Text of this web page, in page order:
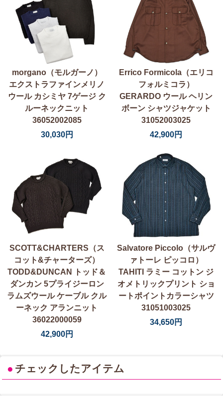
morgano（モルガーノ）
エクストラファインメリノ
ウール カシミヤ 7ゲージ ク
ルーネックニット
36052002085
30,030円
Errico Formicola（エリコ
フォルミコラ）
GERARDO ウール ヘリン
ボーン シャツジャケット
31052003025
42,900円
SCOTT&CHARTERS（ス
コット&チャーターズ）
TODD&DUNCAN トッド＆
ダンカン 5プライジーロン
ラムズウール ケーブル クル
ーネック アランニット
36022000059
42,900円
Salvatore Piccolo（サルヴ
ァトーレ ピッコロ）
TAHITI ラミー コットン ジ
オメトリックプリント ショ
ートポイントカラーシャツ
31051003025
34,650円
● チェックしたアイテム